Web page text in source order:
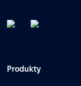
Produkty